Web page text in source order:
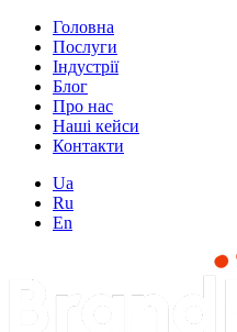
Головна
Послуги
Індустрії
Блог
Про нас
Наші кейси
Контакти
Ua
Ru
En